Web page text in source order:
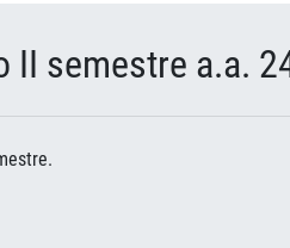
II semestre a.a.